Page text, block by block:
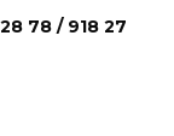
78 / 918 27